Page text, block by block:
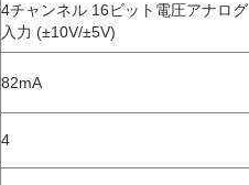
4チャンネル 16ビット電圧アナログ
入力 (±10V/±5V)
82mA
4